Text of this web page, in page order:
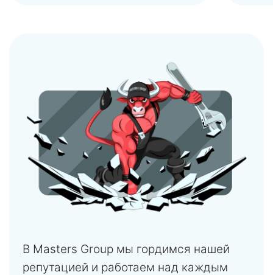
В Masters Group мы гордимся нашей
репутацией и работаем над каждым